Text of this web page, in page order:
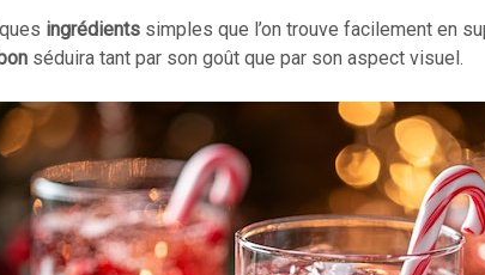
ingrédients simples que l’on trouve facilement en
séduira tant par son goût que par son aspect visuel.